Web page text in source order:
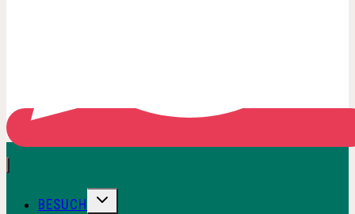
BESUCH
UNTERMENÜ
UMSCHALTEN